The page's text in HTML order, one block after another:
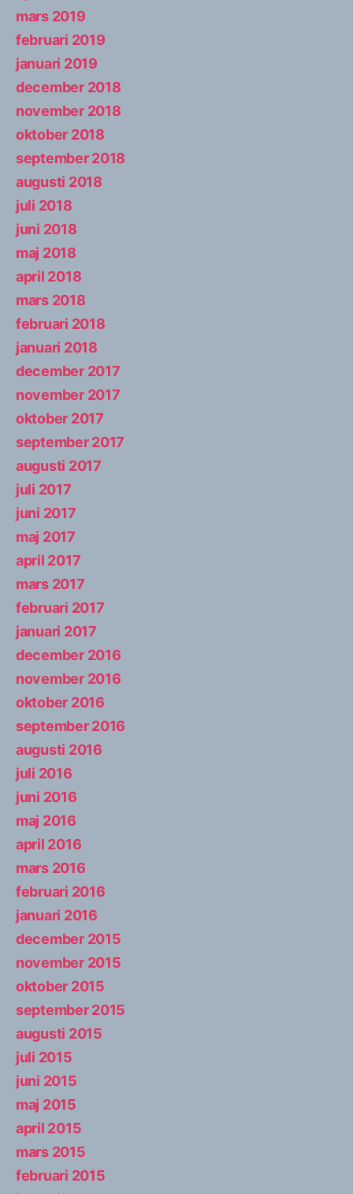
mars 2019
februari 2019
januari 2019
december 2018
november 2018
oktober 2018
september 2018
augusti 2018
juli 2018
juni 2018
maj 2018
april 2018
mars 2018
februari 2018
januari 2018
december 2017
november 2017
oktober 2017
september 2017
augusti 2017
juli 2017
juni 2017
maj 2017
april 2017
mars 2017
februari 2017
januari 2017
december 2016
november 2016
oktober 2016
september 2016
augusti 2016
juli 2016
juni 2016
maj 2016
april 2016
mars 2016
februari 2016
januari 2016
december 2015
november 2015
oktober 2015
september 2015
augusti 2015
juli 2015
juni 2015
maj 2015
april 2015
mars 2015
februari 2015